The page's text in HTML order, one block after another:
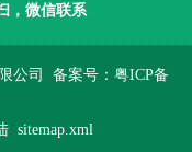
，微信联系
公司 备案号：粤ICP备
sitemap.xml